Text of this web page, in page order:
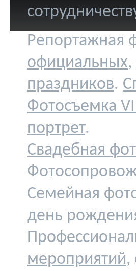
Репортажная
официальных,
праздников.
Фотосъемка
портрет.
Свадебная
Семейная
день
мероприятий,